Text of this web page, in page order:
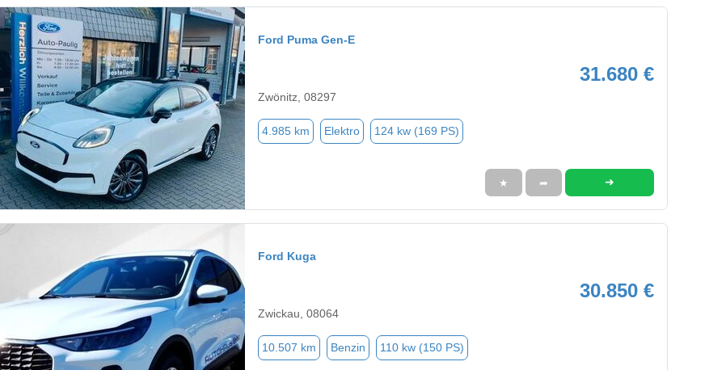
Ford Puma Gen-E
31.680 €
Zwönitz, 08297
4.985 km Elektro 124 kw (169 PS)
★ ➦ ➜
Ford Kuga
30.850 €
Zwickau, 08064
10.507 km Benzin 110 kw (150 PS)